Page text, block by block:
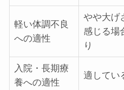
軽い体調不良
への適性
やや大げ
感じる場
り
入院・長期療
養への適性
適してい